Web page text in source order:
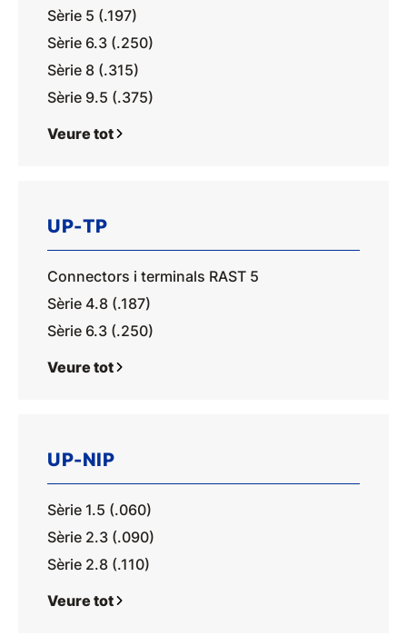
Sèrie 5 (.197)
Sèrie 6.3 (.250)
Sèrie 8 (.315)
Sèrie 9.5 (.375)
Veure tot
UP-TP
Connectors i terminals RAST 5
Sèrie 4.8 (.187)
Sèrie 6.3 (.250)
Veure tot
UP-NIP
Sèrie 1.5 (.060)
Sèrie 2.3 (.090)
Sèrie 2.8 (.110)
Veure tot